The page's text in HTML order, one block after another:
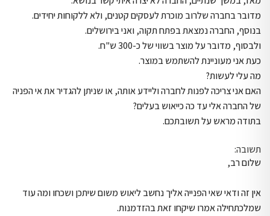
מדובר בחברה שלרוב מוכרת לעסקים קטנים, ולא ללקוחות יחידים.
בנוסף, החברה נמצאת בפתח תקוה, ואני בירושלים.
ולבסוף, מדובר על מוצר בשווי של כ-300 ש"ח.
כעת אני מעוניינת להשתמש במוצר.
מה עלי לעשות?
האם אני צריכה לפנות לחברה וליידע אותה, או שניתן להגדיר את אי הפניה
של החברה אלי עד כה כייאוש בעלים?
בתודה מראש על תשובתכם.
תשובה:
שלום רב,
אין זה ודאי שאי הפנייה אליך נחשב ליאוש משום שיתכן ושכחו ומה עוד
שמלכתחילה אמרו שיקחו זאת בהזדמנות.